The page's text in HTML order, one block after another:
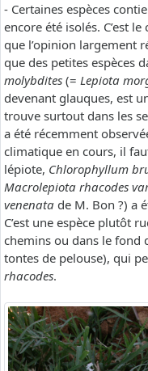
- Certaines espèces
encore été isolés. C’est
que l’opinion largement
que des petites espèces
molybdites (= Lepiota
devenant glauques, est
trouve surtout dans les
a été récemment
climatique en cours, il
lépiote, Chlorophyllum
Macrolepiota rhacodes
venenata de M. Bon ?) a
C’est une espèce plutôt
chemins ou dans le fond
tontes de pelouse), qui
rhacodes.